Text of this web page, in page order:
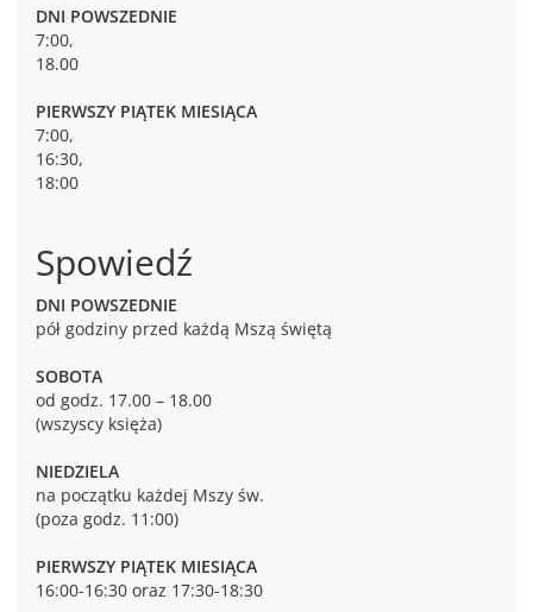
DNI POWSZEDNIE
7:00,
18.00
PIERWSZY PIĄTEK MIESIĄCA
7:00,
16:30,
18:00
Spowiedź
DNI POWSZEDNIE
pół godziny przed każdą Mszą świętą
SOBOTA
od godz. 17.00 – 18.00
(wszyscy księża)
NIEDZIELA
na początku każdej Mszy św.
(poza godz. 11:00)
PIERWSZY PIĄTEK MIESIĄCA
16:00-16:30 oraz 17:30-18:30